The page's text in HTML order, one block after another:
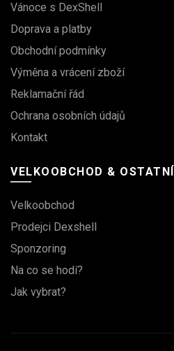
Vánoce s DexShell
Doprava a platby
Obchodní podmínky
Výměna a vrácení zboží
Reklamační řád
Ochrana osobních údajů
Kontakt
VELKOOBCHOD & OSTATNÍ
Velkoobchod
Prodejci Dexshell
Sponzoring
Na co se hodí?
Jak vybrat?